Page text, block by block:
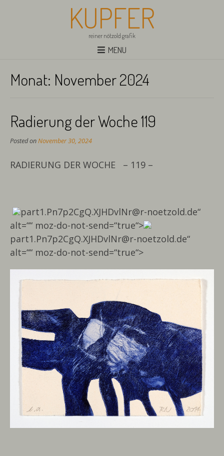
KUPFER
reiner nötzold grafik
MENU
Monat: November 2024
Radierung der Woche 119
Posted onNovember 30, 2024
RADIERUNG DER WOCHE – 119 –
part1.Pn7p2CgQ.XJHDvlNr@r-noetzold.de“
alt=““ moz-do-not-send=“true“>
part1.Pn7p2CgQ.XJHDvlNr@r-noetzold.de“
alt=““ moz-do-not-send=“true“>